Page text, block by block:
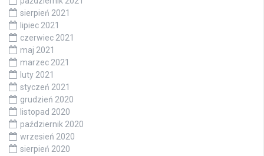
sierpień 2021
lipiec 2021
czerwiec 2021
maj 2021
marzec 2021
luty 2021
styczeń 2021
grudzień 2020
listopad 2020
październik 2020
wrzesień 2020
sierpień 2020